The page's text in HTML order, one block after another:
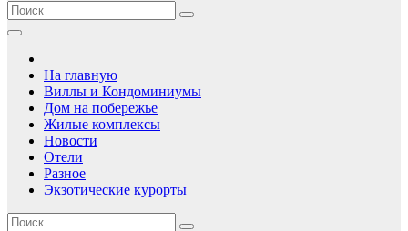
На главную
Виллы и Кондоминиумы
Дом на побережье
Жилые комплексы
Новости
Отели
Разное
Экзотические курорты